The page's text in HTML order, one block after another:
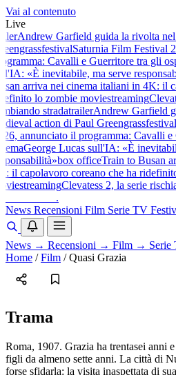
Vai al contenuto
Live
Andrew Garfield guida la rivolta
festivalSaturnia Film Festival
Cavalli e Guerritore tra gli
«È inevitabile, ma serve
arriva nei cinema italiani in 4K: il
lo zombie moviestreaming
stradatrailerAndrew Garfield
action di Paul Greengrassfestival
annunciato il programma: Cavalli
George Lucas sull'IA: «È
box officeTrain to Busan
il capolavoro coreano che ha
streamingClevatess 2, la serie
.
News Recensioni Film Serie TV
News → Recensioni → Film → Serie
Home / Film / Quasi Grazia
Trama
Roma, 1907. Grazia ha trentasei anni
figli da almeno sette anni. La città di
forse sfidarla: la visita inaspettata di